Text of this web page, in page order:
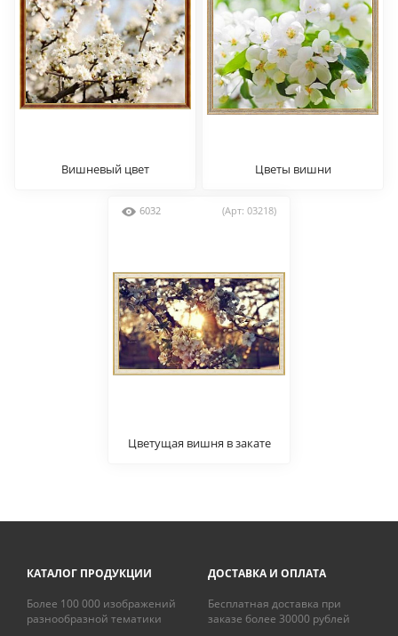
Вишневый цвет Цветы вишни
6032 (Арт: 03218)
Цветущая вишня в закате
КАТАЛОГ ПРОДУКЦИИ
Более 100 000 изображений
разнообразной тематики
ДОСТАВКА И ОПЛАТА
Бесплатная доставка при
заказе более 30000 рублей